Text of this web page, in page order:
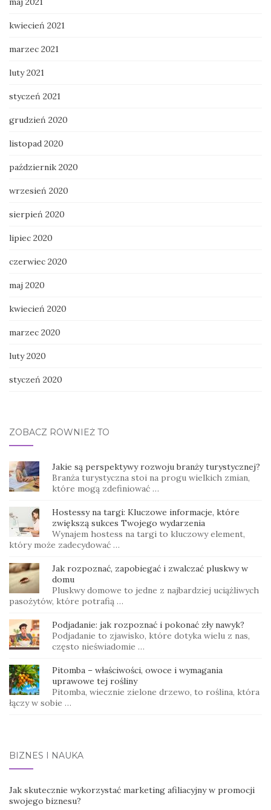
kwiecień 2021
marzec 2021
luty 2021
styczeń 2021
grudzień 2020
listopad 2020
październik 2020
wrzesień 2020
sierpień 2020
lipiec 2020
czerwiec 2020
maj 2020
kwiecień 2020
marzec 2020
luty 2020
styczeń 2020
ZOBACZ RÓWNIEŻ TO
Jakie są perspektywy rozwoju branży turystycznej?
Branża turystyczna stoi na progu wielkich zmian,
które mogą zdefiniować …
Hostessy na targi: Kluczowe informacje, które
zwiększą sukces Twojego wydarzenia
Wynajem hostess na targi to kluczowy element,
który może zadecydować …
Jak rozpoznać, zapobiegać i zwalczać pluskwy w
domu
Pluskwy domowe to jedne z najbardziej uciążliwych
pasożytów, które potrafią …
Podjadanie: jak rozpoznać i pokonać zły nawyk?
Podjadanie to zjawisko, które dotyka wielu z nas,
często nieświadomie …
Pitomba – właściwości, owoce i wymagania
uprawowe tej rośliny
Pitomba, wiecznie zielone drzewo, to roślina, która
łączy w sobie …
BIZNES I NAUKA
Jak skutecznie wykorzystać marketing afiliacyjny w promocji
swojego biznesu?